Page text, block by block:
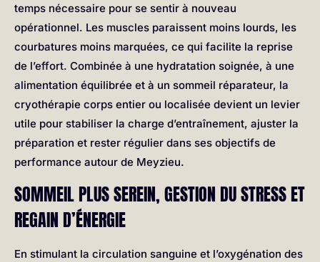
temps nécessaire pour se sentir à nouveau
opérationnel. Les muscles paraissent moins lourds, les
courbatures moins marquées, ce qui facilite la reprise
de l’effort. Combinée à une hydratation soignée, à une
alimentation équilibrée et à un sommeil réparateur, la
cryothérapie corps entier ou localisée devient un levier
utile pour stabiliser la charge d’entraînement, ajuster la
préparation et rester régulier dans ses objectifs de
performance autour de Meyzieu.
SOMMEIL PLUS SEREIN, GESTION DU STRESS ET
REGAIN D’ÉNERGIE
En stimulant la circulation sanguine et l’oxygénation des